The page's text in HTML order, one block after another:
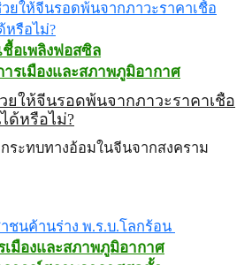
ชื้อเพลิงฟอสซิล
ารเมืองและสภาพภูมิอากาศ
ยให้จีนรอดพ้นจากภาวะราคาเชื้อ
ด้หรือไม่?
ระทบทางอ้อมในจีนจากสงคราม
เมืองและสภาพภูมิอากาศ